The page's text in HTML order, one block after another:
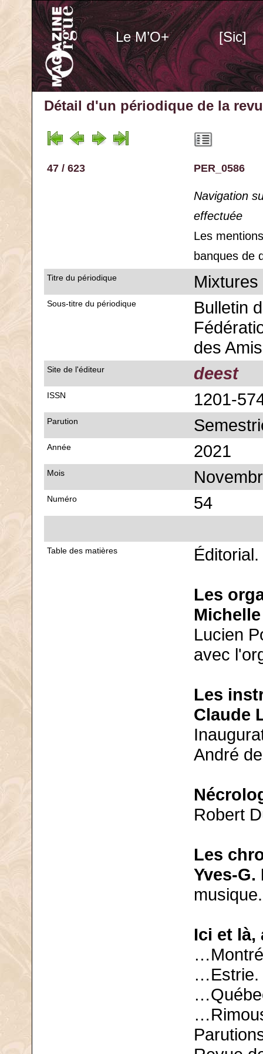
Le M’O+ [Sic]
Détail d'un périodique de la
47 / 623 PER_0586
Navigation
effectuée
Les
banques de
Titre du périodique Mixtures
Sous-titre du périodique
Bulletin
des
Site de l'éditeur deest
ISSN 1201-
Parution
Année 2021
Mois
Numéro 54
Table des matières
Les
Lucien
avec
Les
Claude
André
Robert
Les
Yves-
Ici et là,
…Estrie.